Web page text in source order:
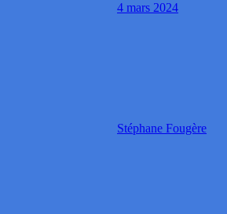
4 mars 2024
Stéphane Fougère